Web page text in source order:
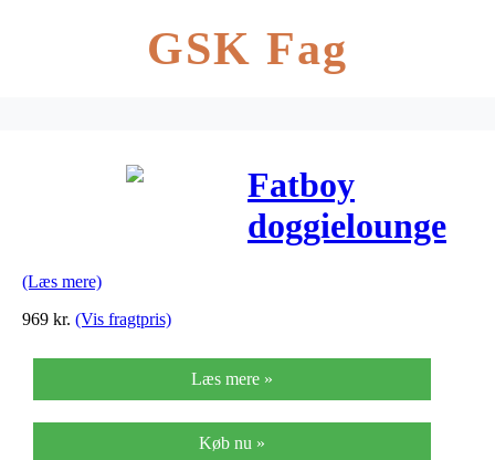
GSK Fag
Fatboy
doggielounge
stonewashed
lime grøn
(Læs mere)
969 kr. (Vis fragtpris)
Læs mere »
Køb nu »